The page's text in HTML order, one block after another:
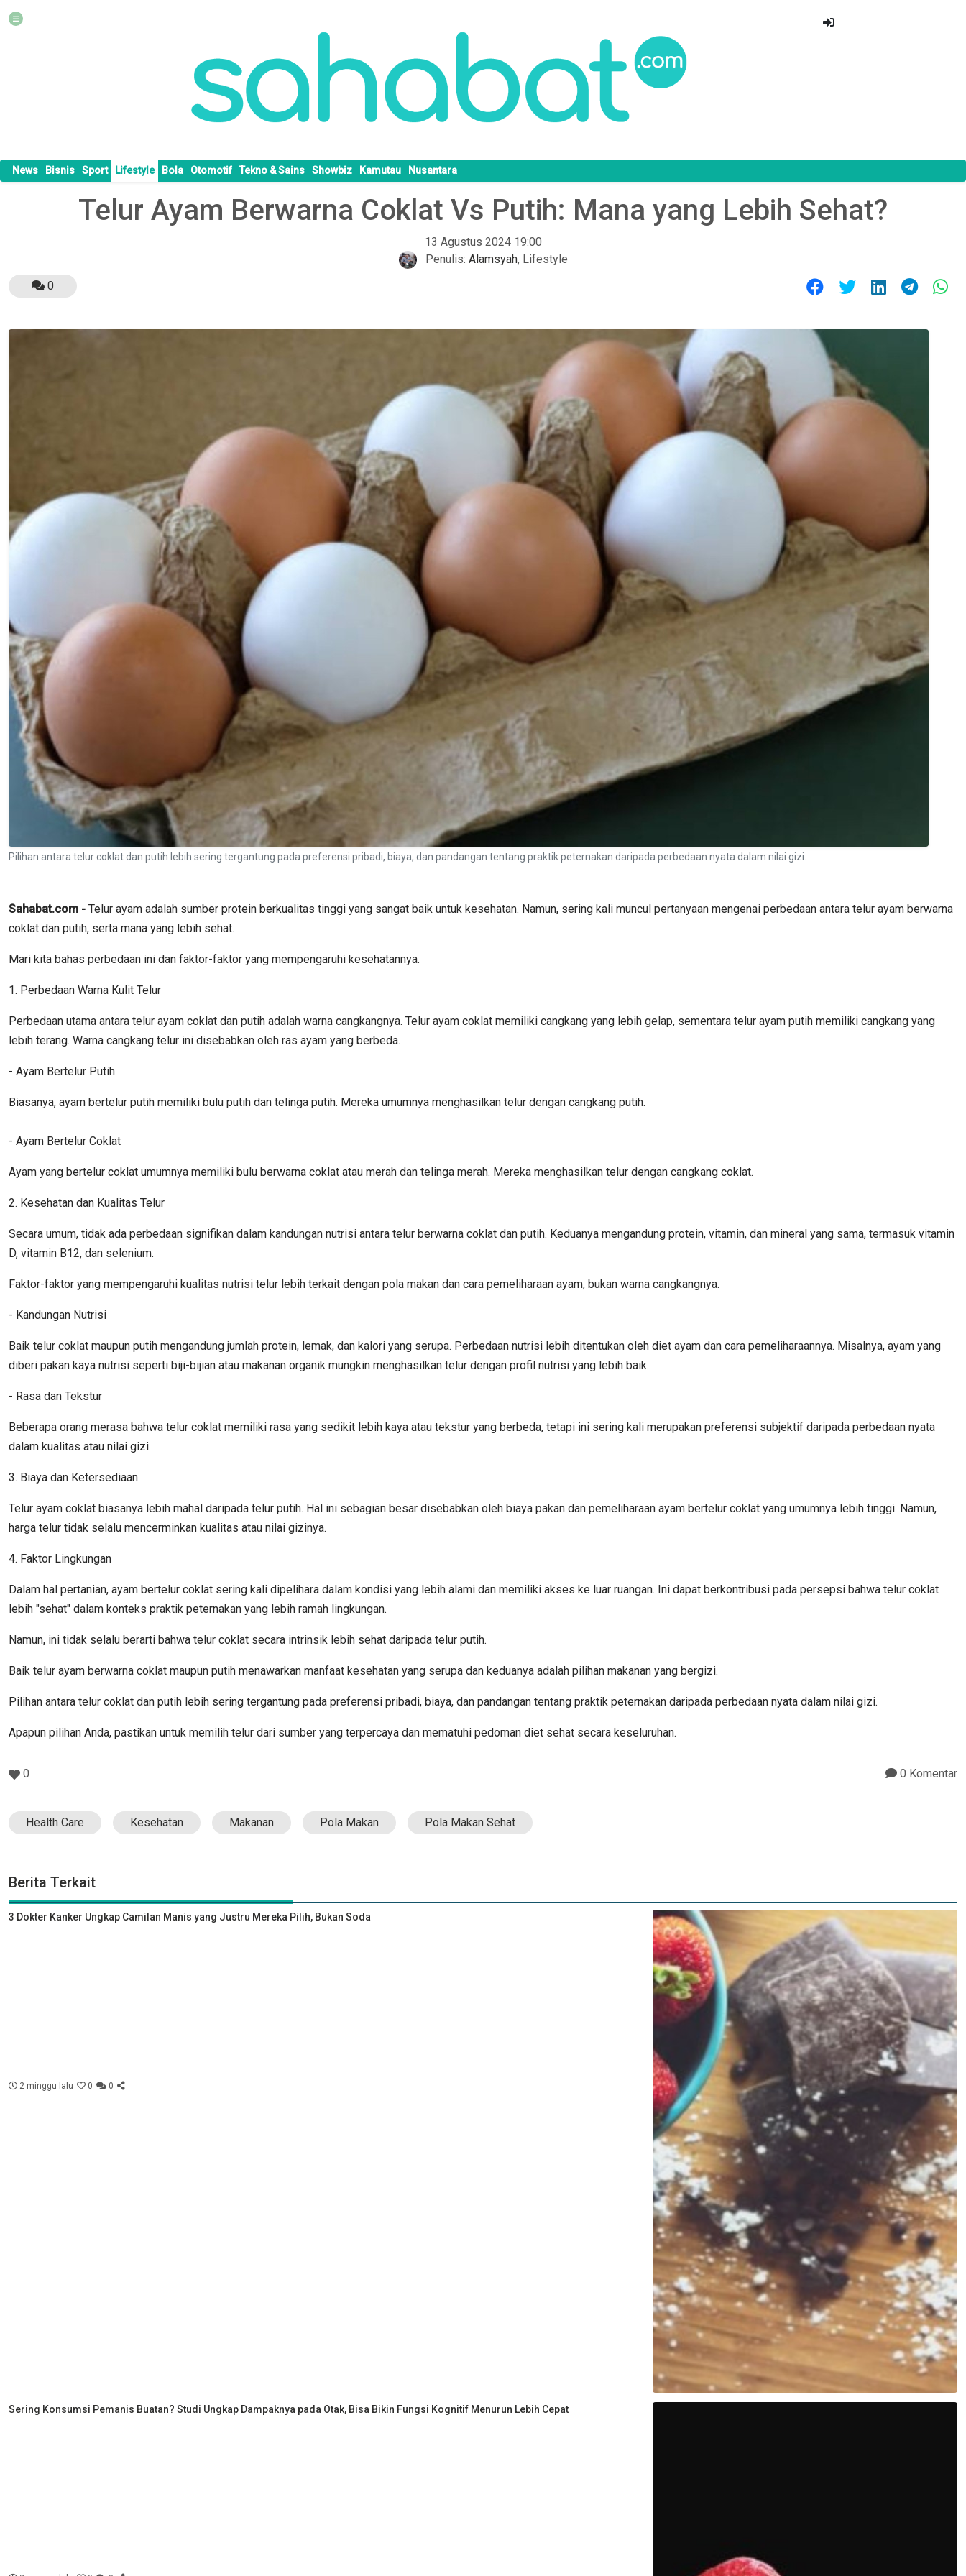
News Bisnis Sport Lifestyle Bola Otomotif Tekno & Sains Showbiz Kamutau Nusantara
Telur Ayam Berwarna Coklat Vs Putih: Mana yang Lebih Sehat?
13 Agustus 2024 19:00
Penulis: Alamsyah, Lifestyle
0
Pilihan antara telur coklat dan putih lebih sering tergantung pada preferensi pribadi, biaya, dan pandangan tentang praktik peternakan daripada perbedaan nyata dalam nilai gizi.
Sahabat.com - Telur ayam adalah sumber protein berkualitas tinggi yang sangat baik untuk kesehatan. Namun, sering kali muncul pertanyaan mengenai perbedaan antara telur ayam berwarna
coklat dan putih, serta mana yang lebih sehat.
Mari kita bahas perbedaan ini dan faktor-faktor yang mempengaruhi kesehatannya.
1. Perbedaan Warna Kulit Telur
Perbedaan utama antara telur ayam coklat dan putih adalah warna cangkangnya. Telur ayam coklat memiliki cangkang yang lebih gelap, sementara telur ayam putih memiliki cangkang yang
lebih terang. Warna cangkang telur ini disebabkan oleh ras ayam yang berbeda.
- Ayam Bertelur Putih
Biasanya, ayam bertelur putih memiliki bulu putih dan telinga putih. Mereka umumnya menghasilkan telur dengan cangkang putih.
- Ayam Bertelur Coklat
Ayam yang bertelur coklat umumnya memiliki bulu berwarna coklat atau merah dan telinga merah. Mereka menghasilkan telur dengan cangkang coklat.
2. Kesehatan dan Kualitas Telur
Secara umum, tidak ada perbedaan signifikan dalam kandungan nutrisi antara telur berwarna coklat dan putih. Keduanya mengandung protein, vitamin, dan mineral yang sama, termasuk vitamin
D, vitamin B12, dan selenium.
Faktor-faktor yang mempengaruhi kualitas nutrisi telur lebih terkait dengan pola makan dan cara pemeliharaan ayam, bukan warna cangkangnya.
- Kandungan Nutrisi
Baik telur coklat maupun putih mengandung jumlah protein, lemak, dan kalori yang serupa. Perbedaan nutrisi lebih ditentukan oleh diet ayam dan cara pemeliharaannya. Misalnya, ayam yang
diberi pakan kaya nutrisi seperti biji-bijian atau makanan organik mungkin menghasilkan telur dengan profil nutrisi yang lebih baik.
- Rasa dan Tekstur
Beberapa orang merasa bahwa telur coklat memiliki rasa yang sedikit lebih kaya atau tekstur yang berbeda, tetapi ini sering kali merupakan preferensi subjektif daripada perbedaan nyata
dalam kualitas atau nilai gizi.
3. Biaya dan Ketersediaan
Telur ayam coklat biasanya lebih mahal daripada telur putih. Hal ini sebagian besar disebabkan oleh biaya pakan dan pemeliharaan ayam bertelur coklat yang umumnya lebih tinggi. Namun,
harga telur tidak selalu mencerminkan kualitas atau nilai gizinya.
4. Faktor Lingkungan
Dalam hal pertanian, ayam bertelur coklat sering kali dipelihara dalam kondisi yang lebih alami dan memiliki akses ke luar ruangan. Ini dapat berkontribusi pada persepsi bahwa telur coklat
lebih "sehat" dalam konteks praktik peternakan yang lebih ramah lingkungan.
Namun, ini tidak selalu berarti bahwa telur coklat secara intrinsik lebih sehat daripada telur putih.
Baik telur ayam berwarna coklat maupun putih menawarkan manfaat kesehatan yang serupa dan keduanya adalah pilihan makanan yang bergizi.
Pilihan antara telur coklat dan putih lebih sering tergantung pada preferensi pribadi, biaya, dan pandangan tentang praktik peternakan daripada perbedaan nyata dalam nilai gizi.
Apapun pilihan Anda, pastikan untuk memilih telur dari sumber yang terpercaya dan mematuhi pedoman diet sehat secara keseluruhan.
0 0 Komentar
Health Care Kesehatan Makanan Pola Makan Pola Makan Sehat
Berita Terkait
3 Dokter Kanker Ungkap Camilan Manis yang Justru Mereka Pilih, Bukan Soda
2 minggu lalu 0 0
Sering Konsumsi Pemanis Buatan? Studi Ungkap Dampaknya pada Otak, Bisa Bikin Fungsi Kognitif Menurun Lebih Cepat